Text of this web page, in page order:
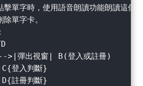
單字時，使用語音朗讀功能朗讀這個
單字卡。
>|彈出視窗| B(登入或註冊)
登入判斷}
註冊判斷}